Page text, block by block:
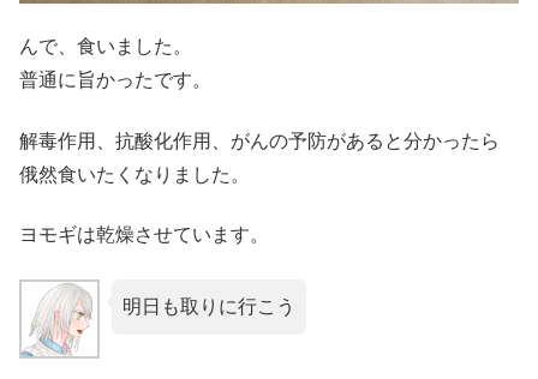
んで、食いました。
普通に旨かったです。
解毒作用、抗酸化作用、がんの予防があると分かったら
俄然食いたくなりました。
ヨモギは乾燥させています。
明日も取りに行こう